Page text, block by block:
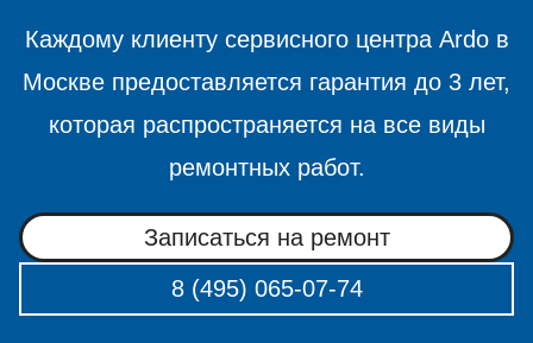
Каждому клиенту сервисного центра Ardo в
Москве предоставляется гарантия до 3 лет,
которая распространяется на все виды
ремонтных работ.
Записаться на ремонт
8 (495) 065-07-74